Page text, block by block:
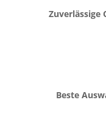
Zuverlässige
Beste